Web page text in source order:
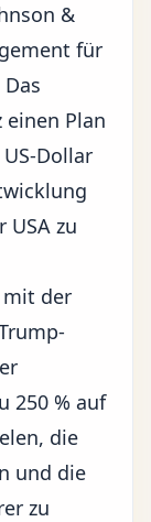
&
für
Plan
Dollar
USA zu
mit der
250 % auf
die
und die
zu